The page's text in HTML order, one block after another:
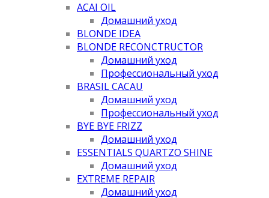
ACAI OIL
Домашний уход
BLONDE IDEA
BLONDE RECONCTRUCTOR
Домашний уход
Профессиональный уход
BRASIL CACAU
Домашний уход
Профессиональный уход
BYE BYE FRIZZ
Домашний уход
ESSENTIALS QUARTZO SHINE
Домашний уход
EXTREME REPAIR
Домашний уход